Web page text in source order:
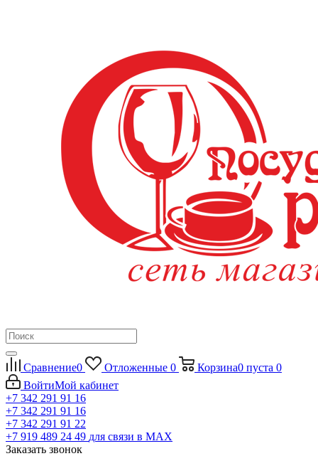
Сравнение0 Отложенные 0 Корзина0 пуста 0
ВойтиМой кабинет
+7 342 291 91 16
+7 342 291 91 16
+7 342 291 91 22
+7 919 489 24 49 для связи в МАХ
Заказать звонок